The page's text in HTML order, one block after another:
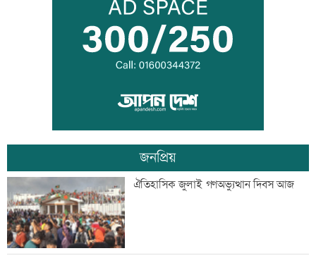
ইউএনওদের মানুষের কল্যাণে কাজ করার
আহবান প্রধানমন্ত্রীর
কালীগঞ্জে ৩ মাদকসেবীকে কারাদণ্ড
স্বেচ্ছাসেবী ফোরামের মাসব্যাপী আবৃত্তি
চিত্রাঙ্কন প্রতিযোগিতা
জনপ্রিয়
ঐতিহাসিক জুলাই গণঅভ্যুত্থান দিবস আজ